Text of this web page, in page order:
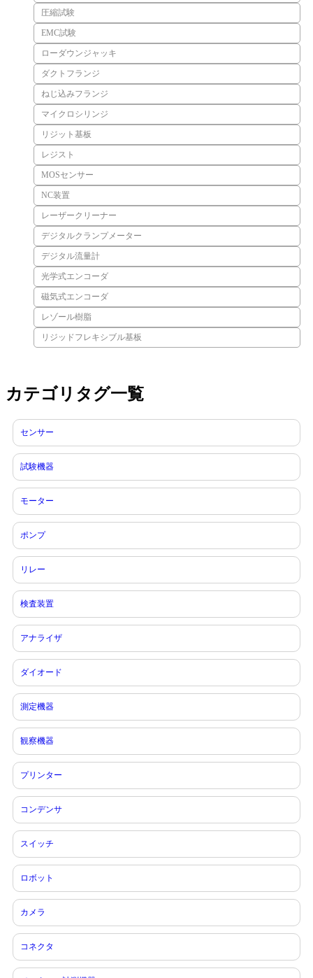
圧縮試験
EMC試験
ローダウンジャッキ
ダクトフランジ
ねじ込みフランジ
マイクロシリンジ
リジット基板
レジスト
MOSセンサー
NC装置
レーザークリーナー
デジタルクランプメーター
デジタル流量計
光学式エンコーダ
磁気式エンコーダ
レゾール樹脂
リジッドフレキシブル基板
カテゴリタグ一覧
センサー
試験機器
モーター
ポンプ
リレー
検査装置
アナライザ
ダイオード
測定機器
観察機器
プリンター
コンデンサ
スイッチ
ロボット
カメラ
コネクタ